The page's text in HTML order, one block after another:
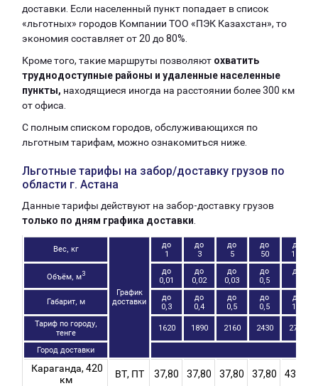
доставки. Если населенный пункт попадает в список
«льготных» городов Компании ТОО «ПЭК Казахстан», то
экономия составляет от 20 до 80%.
Кроме того, такие маршруты позволяют охватить
труднодоступные районы и удаленные населенные
пункты, находящиеся иногда на расстоянии более 300 км
от офиса.
С полным списком городов, обслуживающихся по
льготным тарифам, можно ознакомиться ниже.
Льготные тарифы на забор/доставку грузов по
области г. Астана
Данные тарифы действуют на забор-доставку грузов
только по дням графика доставки
Вес, кг
График
доставки
до
1
до
3
до
5
до
50
до
100
Объём, м3
до
0,01
до
0,02
до
0,03
до
0,5
до
Габарит, м
до
0,3
до
0,4
до
0,5
до
0,5
до
1,2
Тариф по городу,
тенге
1620 1890 2160 2430 2700
Город доставки
Караганда, 420
км
ВТ, ПТ 37,80 37,80 37,80 37,80 43,20